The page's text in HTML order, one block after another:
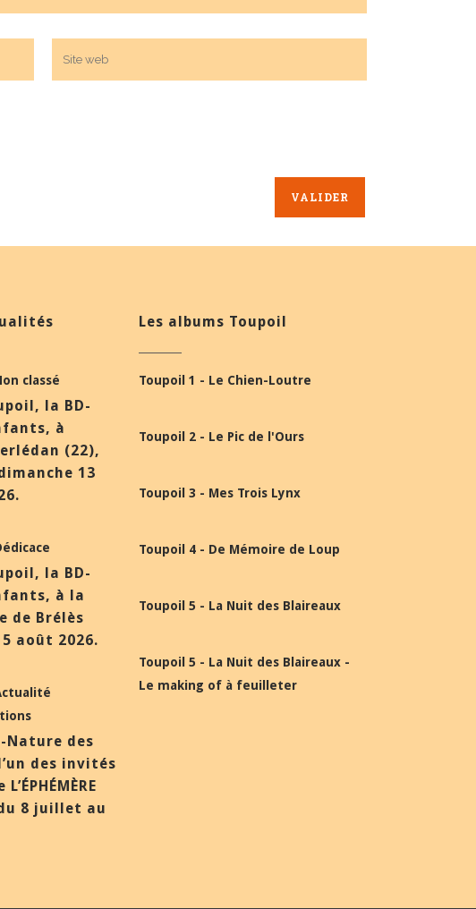
classé
la BD-
à
(22),
13
la BD-
à la
de Brélès
août 2026.
Nature des
des invités
8 juillet au
Les albums Toupoil
Toupoil 1 - Le Chien-Loutre
Toupoil 2 - Le Pic de l'Ours
Toupoil 3 - Mes Trois Lynx
Toupoil 4 - De Mémoire de Loup
Toupoil 5 - La Nuit des Blaireaux
Toupoil 5 - La Nuit des Blaireaux -
Le making of à feuilleter